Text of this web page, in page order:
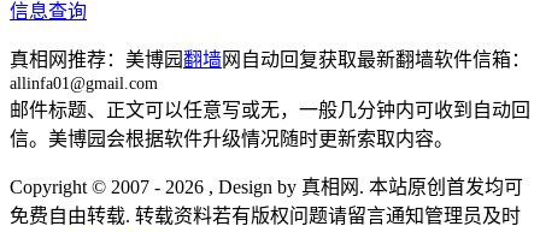
信息查询
真相网推荐：美博园翻墙网自动回复获取最新翻墙软件信箱：
allinfa01@gmail.com
邮件标题、正文可以任意写或无，一般几分钟内可收到自动回
信。美博园会根据软件升级情况随时更新索取内容。
Copyright © 2007 - 2026 , Design by 真相网. 本站原创首发均可
免费自由转载. 转载资料若有版权问题请留言通知管理员及时